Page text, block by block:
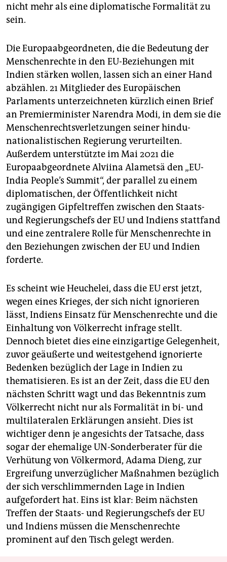
nicht mehr als eine diplomatische Formalität zu
sein.
Die Europaabgeordneten, die die Bedeutung der
Menschenrechte in den EU-Beziehungen mit
Indien stärken wollen, lassen sich an einer Hand
abzählen. 21 Mitglieder des Europäischen
Parlaments unterzeichneten kürzlich einen Brief
an Premierminister Narendra Modi, in dem sie die
Menschenrechtsverletzungen seiner hindu-
nationalistischen Regierung verurteilten.
Außerdem unterstützte im Mai 2021 die
Europaabgeordnete Alviina Alametsä den „EU-
India People’s Summit“, der parallel zu einem
diplomatischen, der Öffentlichkeit nicht
zugängigen Gipfeltreffen zwischen den Staats-
und Regierungschefs der EU und Indiens stattfand
und eine zentralere Rolle für Menschenrechte in
den Beziehungen zwischen der EU und Indien
forderte.
Es scheint wie Heuchelei, dass die EU erst jetzt,
wegen eines Krieges, der sich nicht ignorieren
lässt, Indiens Einsatz für Menschenrechte und die
Einhaltung von Völkerrecht infrage stellt.
Dennoch bietet dies eine einzigartige Gelegenheit,
zuvor geäußerte und weitestgehend ignorierte
Bedenken bezüglich der Lage in Indien zu
thematisieren. Es ist an der Zeit, dass die EU den
nächsten Schritt wagt und das Bekenntnis zum
Völkerrecht nicht nur als Formalität in bi- und
multilateralen Erklärungen ansieht. Dies ist
wichtiger denn je angesichts der Tatsache, dass
sogar der ehemalige UN-Sonderberater für die
Verhütung von Völkermord, Adama Dieng, zur
Ergreifung unverzüglicher Maßnahmen bezüglich
der sich verschlimmernden Lage in Indien
aufgefordert hat. Eins ist klar: Beim nächsten
Treffen der Staats- und Regierungschefs der EU
und Indiens müssen die Menschenrechte
prominent auf den Tisch gelegt werden.